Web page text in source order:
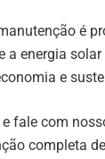
é
a energia
e
fale com
completa